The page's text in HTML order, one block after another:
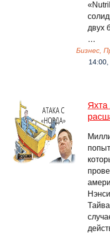
двух
…
Бизнес,